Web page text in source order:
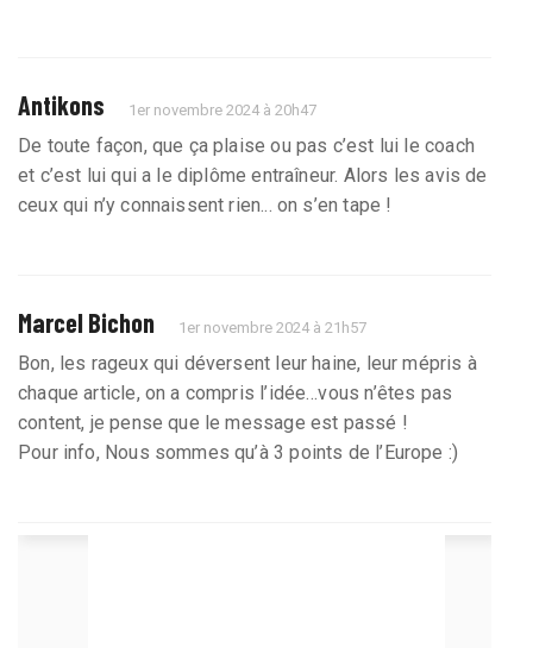
Antikons 1er novembre 2024 à 20h47
De toute façon, que ça plaise ou pas c’est lui le coach
et c’est lui qui a le diplôme entraîneur. Alors les avis de
ceux qui n’y connaissent rien... on s’en tape !
Marcel Bichon 1er novembre 2024 à 21h57
Bon, les rageux qui déversent leur haine, leur mépris à
chaque article, on a compris l’idée…vous n’êtes pas
content, je pense que le message est passé !
Pour info, Nous sommes qu’à 3 points de l’Europe :)